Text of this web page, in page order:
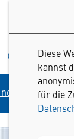
Diese
kannst
für die
Suchen